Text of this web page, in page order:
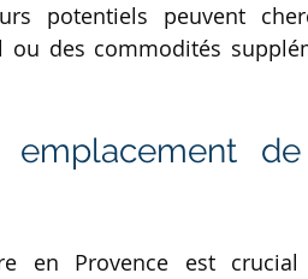
potentiels peuvent
des commodités
en Provence est